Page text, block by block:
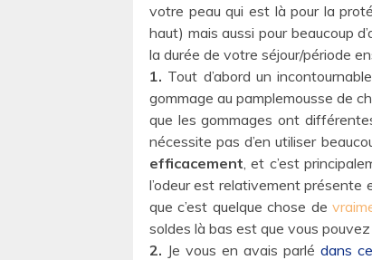
votre peau qui est là pour la
haut) mais aussi pour beaucoup
la durée de votre séjour/période
1. Tout d’abord un
gommage au pamplemousse de
que les gommages ont
nécessite pas d’en utiliser
efficacement , et c’est
l’odeur est relativement présente
que c’est quelque chose de
soldes là bas est que vous
2. Je vous en avais parlé dans